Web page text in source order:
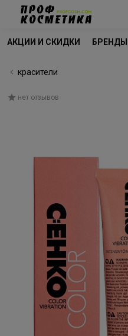
АКЦИИ И СКИДКИ БРЕНДЫ
красители
нет отзывов